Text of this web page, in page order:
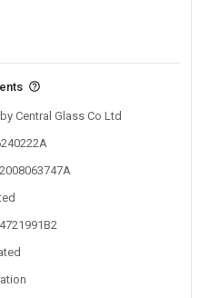
Central Glass Co Ltd